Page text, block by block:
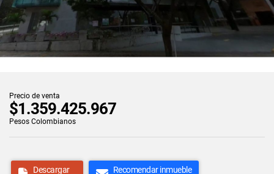
Precio de venta
$1.359.425.967
Pesos Colombianos
Descargar
Recomendar inmueble